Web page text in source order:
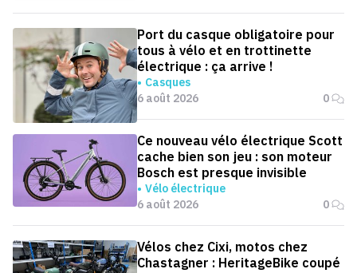
Port du casque obligatoire pour
tous à vélo et en trottinette
électrique : ça arrive !
Casques
6 août 2026
0
Ce nouveau vélo électrique Scott
cache bien son jeu : son moteur
Bosch est presque invisible
Vélo électrique
6 août 2026
0
Vélos chez Cixi, motos chez
Chastagner : HeritageBike coupé